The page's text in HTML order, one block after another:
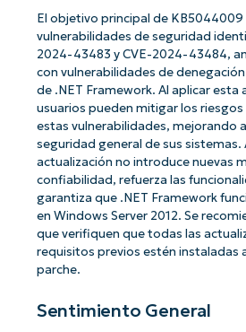
El objetivo principal de KB5044009
vulnerabilidades de seguridad
2024-43483 y CVE-2024-43484,
con vulnerabilidades de
de .NET Framework. Al aplicar esta
usuarios pueden mitigar los
estas vulnerabilidades, mejorando
seguridad general de sus sistemas.
actualización no introduce nuevas
confiabilidad, refuerza las
garantiza que .NET Framework
en Windows Server 2012. Se
que verifiquen que todas las
requisitos previos estén instaladas
parche.
Sentimiento General